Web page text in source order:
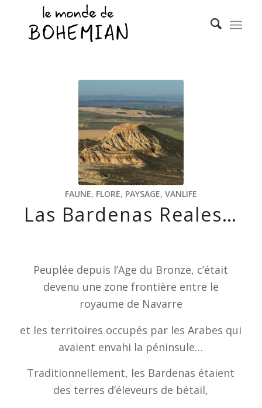
FAUNE, FLORE, PAYSAGE, VANLIFE
Las Bardenas Reales…
Peuplée depuis l’Age du Bronze, c’était
devenu une zone frontière entre le
royaume de Navarre
et les territoires occupés par les Arabes qui
avaient envahi la péninsule…
Traditionnellement, les Bardenas étaient
des terres d’éleveurs de bétail,